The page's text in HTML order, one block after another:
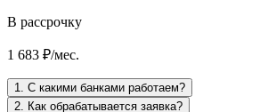
В рассрочку
1 683 ₽/мес.
1. С какими банками работаем?
2. Как обрабатывается заявка?